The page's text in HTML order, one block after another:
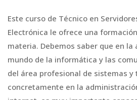
Este curso de Técnico en
Electrónica le ofrece una
materia. Debemos saber que en la
mundo de la informática y las
del área profesional de sistemas y
concretamente en la